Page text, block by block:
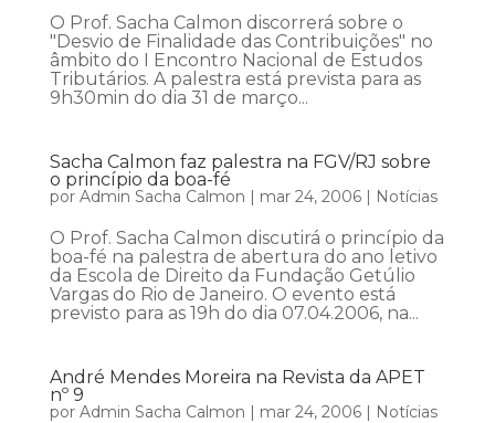
O Prof. Sacha Calmon discorrerá sobre o
"Desvio de Finalidade das Contribuições" no
âmbito do I Encontro Nacional de Estudos
Tributários. A palestra está prevista para as
9h30min do dia 31 de março...
Sacha Calmon faz palestra na FGV/RJ sobre
o princípio da boa-fé
por Admin Sacha Calmon | mar 24, 2006| Notícias
O Prof. Sacha Calmon discutirá o princípio da
boa-fé na palestra de abertura do ano letivo
da Escola de Direito da Fundação Getúlio
Vargas do Rio de Janeiro. O evento está
previsto para as 19h do dia 07.04.2006, na...
André Mendes Moreira na Revista da APET
nº 9
por Admin Sacha Calmon | mar 24, 2006| Notícias